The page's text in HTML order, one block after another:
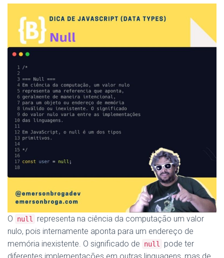
O null
representa na ciência da computação um valor
nulo, pois internamente aponta para um endereço de
memória inexistente. O significado de
null
pode ter